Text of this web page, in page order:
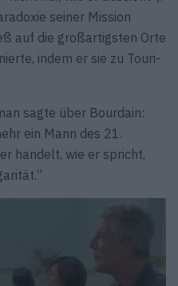
seiner Mission
auf die großartigsten Orte
indem er sie zu Touri-
sagte über Bourdain:
ein Mann des 21.
handelt, wie er spricht,